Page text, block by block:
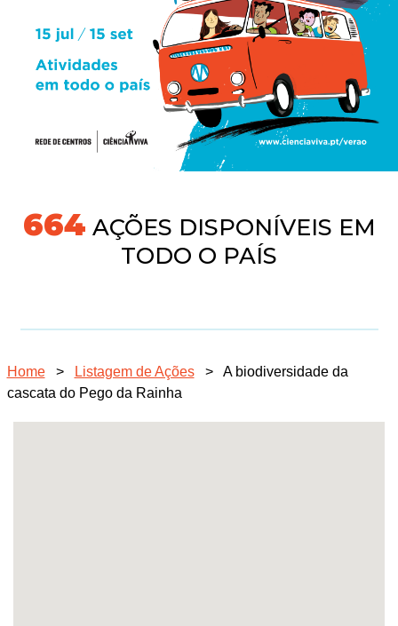
704 AÇÕES DISPONÍVEIS EM
TODO O PAÍS
Home > Listagem de Ações >
A biodiversidade da
cascata do Pego da Rainha